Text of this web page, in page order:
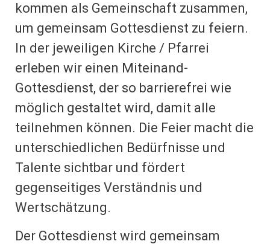
kommen als Gemeinschaft zusammen,
um gemeinsam Gottesdienst zu feiern.
In der jeweiligen Kirche / Pfarrei
erleben wir einen Miteinand-
Gottesdienst, der so barrierefrei wie
möglich gestaltet wird, damit alle
teilnehmen können. Die Feier macht die
unterschiedlichen Bedürfnisse und
Talente sichtbar und fördert
gegenseitiges Verständnis und
Wertschätzung.
Der Gottesdienst wird gemeinsam